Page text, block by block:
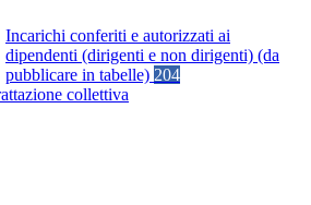
Incarichi conferiti e autorizzati ai
dipendenti (dirigenti e non dirigenti) (da
pubblicare in tabelle) 204
collettiva